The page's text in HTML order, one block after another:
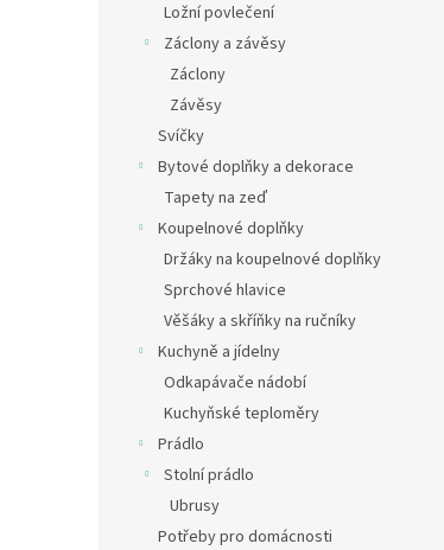
Ložní povlečení
Záclony a závěsy
Záclony
Závěsy
Svíčky
Bytové doplňky a dekorace
Tapety na zeď
Koupelnové doplňky
Držáky na koupelnové doplňky
Sprchové hlavice
Věšáky a skříňky na ručníky
Kuchyně a jídelny
Odkapávače nádobí
Kuchyňské teploměry
Prádlo
Stolní prádlo
Ubrusy
Potřeby pro domácnosti